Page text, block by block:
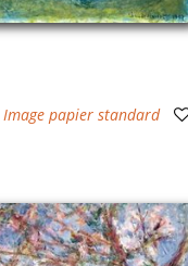
Image papier standard